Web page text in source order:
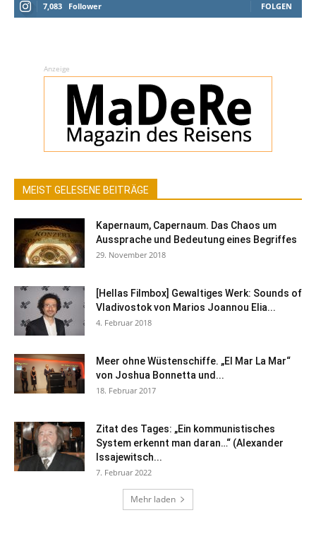
7,083 Follower FOLGEN
Anzeige
MEIST GELESENE BEITRÄGE
Kapernaum, Capernaum. Das Chaos um
Aussprache und Bedeutung eines Begriffes
29. November 2018
[Hellas Filmbox] Gewaltiges Werk: Sounds of
Vladivostok von Marios Joannou Elia...
4. Februar 2018
Meer ohne Wüstenschiffe. „El Mar La Mar“
von Joshua Bonnetta und...
18. Februar 2017
Zitat des Tages: „Ein kommunistisches
System erkennt man daran…“ (Alexander
Issajewitsch...
7. Februar 2022
Mehr laden